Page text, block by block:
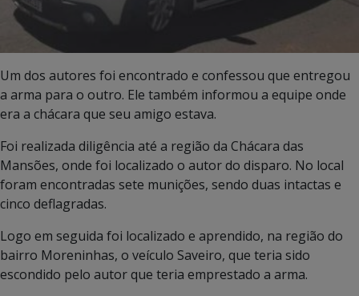
Um dos autores foi encontrado e confessou que entregou
a arma para o outro. Ele também informou a equipe onde
era a chácara que seu amigo estava.
Foi realizada diligência até a região da Chácara das
Mansões, onde foi localizado o autor do disparo. No local
foram encontradas sete munições, sendo duas intactas e
cinco deflagradas.
Logo em seguida foi localizado e aprendido, na região do
bairro Moreninhas, o veículo Saveiro, que teria sido
escondido pelo autor que teria emprestado a arma.